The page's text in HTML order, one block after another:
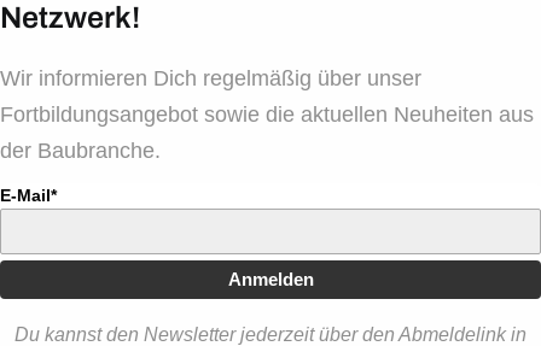
Netzwerk!
Wir informieren Dich regelmäßig über unser
Fortbildungsangebot sowie die aktuellen Neuheiten aus
der Baubranche.
E-Mail*
Anmelden
Du kannst den Newsletter jederzeit über den Abmeldelink in